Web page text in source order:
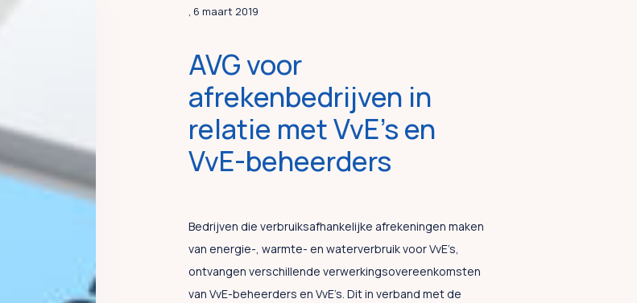
, 6 maart 2019
AVG voor
afrekenbedrijven in
relatie met VvE’s en
VvE-beheerders
Bedrijven die verbruiksafhankelijke afrekeningen maken
van energie-, warmte- en waterverbruik voor VvE’s,
ontvangen verschillende verwerkingsovereenkomsten
van VvE-beheerders en VvE’s. Dit in verband met de